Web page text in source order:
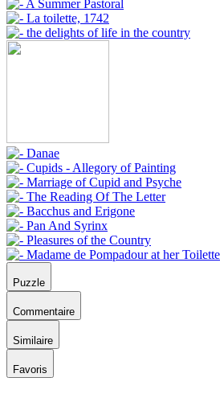
Puzzle
Commentaire
Similaire
Favoris